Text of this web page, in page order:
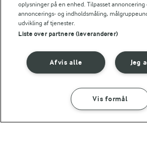
35 MIN
Ragu - den hurtige
30 MIN
oplysninger på en enhed. Tilpasset annoncering
annoncerings- og indholdsmåling,
udvikling af tjenester.
Liste over partnere (leverandører)
Jeg
Afvis alle
Vis formål